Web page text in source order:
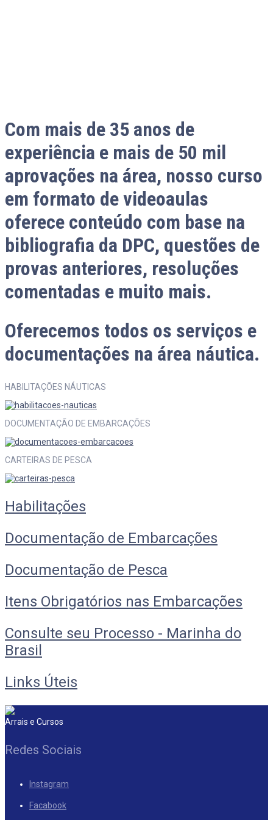
Com mais de 35 anos de
experiência e mais de 50 mil
aprovações na área, nosso curso
em formato de videoaulas
oferece conteúdo com base na
bibliografia da DPC, questões de
provas anteriores, resoluções
comentadas e muito mais.
Oferecemos todos os serviços e
documentações na área náutica.
HABILITAÇÕES NÁUTICAS
DOCUMENTAÇÃO DE EMBARCAÇÕES
CARTEIRAS DE PESCA
Habilitações
Documentação de Embarcações
Documentação de Pesca
Itens Obrigatórios nas Embarcações
Consulte seu Processo - Marinha do
Brasil
Links Úteis
Arrais e Cursos
Redes Sociais
Instagram
Facabook